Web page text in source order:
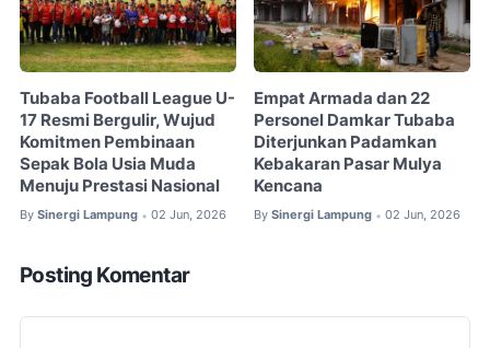
Tubaba Football League U-
17 Resmi Bergulir, Wujud
Komitmen Pembinaan
Sepak Bola Usia Muda
Menuju Prestasi Nasional
By Sinergi Lampung • 02 Jun, 2026
Empat Armada dan 22
Personel Damkar Tubaba
Diterjunkan Padamkan
Kebakaran Pasar Mulya
Kencana
By Sinergi Lampung • 02 Jun, 2026
Posting Komentar